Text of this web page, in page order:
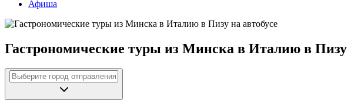
Афиша
Гастрономические туры из Минска в Италию в Пизу